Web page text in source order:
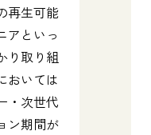
再生可能
アといっ
り取り組
おいては
・次世代
ン期間が